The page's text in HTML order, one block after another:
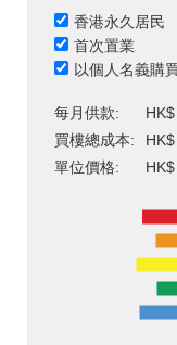
香港永久居民
首次置業
以個人名義購
每月供款:
買樓總成本:
單位價格: